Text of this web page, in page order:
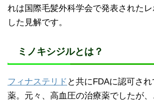
れは国際毛髪外科学会で発表された
した見解です。
ミノキシジルとは？
フィナステリド と共にFDAに認可さ
薬。元々、高血圧の治療薬でしたが